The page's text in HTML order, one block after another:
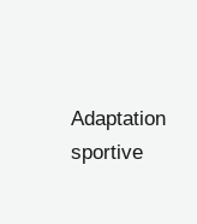
Adaptation
sportive